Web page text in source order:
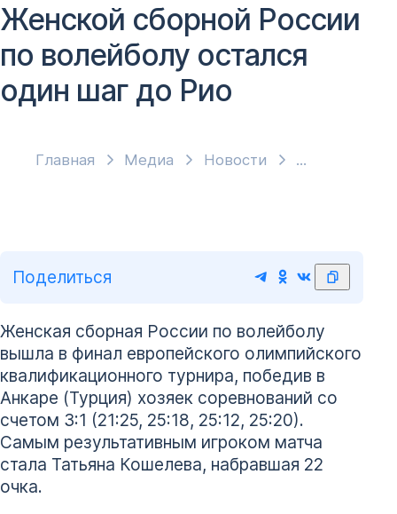
Главная Медиа Новости
Женской сборной России
по волейболу остался
один шаг до Рио
Поделиться
Женская сборная России по волейболу
вышла в финал европейского олимпийского
квалификационного турнира, победив в
Анкаре (Турция) хозяек соревнований со
счетом 3:1 (21:25, 25:18, 25:12, 25:20).
Самым результативным игроком матча
стала Татьяна Кошелева, набравшая 22
очка.